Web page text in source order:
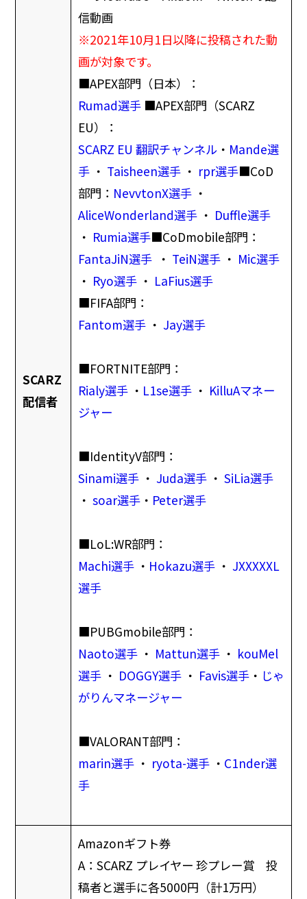
SCARZ
配信者
信動画
※2021年10月1日以降に投稿された動
画が対象です。
■APEX部門（日本）：
Rumad選手 ■APEX部門（SCARZ
EU）：
SCARZ EU 翻訳チャンネル・ Mande選
手・ Taisheen選手・ rpr選手■CoD
部門： NevvtonX選手・
AliceWonderland選手・ Duffle選手
・ Rumia選手■CoDmobile部門：
FantaJiN選手・ TeiN選手・ Mic選手
・ Ryo選手・ LaFius選手
■FIFA部門：
Fantom選手・ Jay選手
■FORTNITE部門：
Rialy選手・ L1se選手・ KilluAマネー
ジャー
■IdentityV部門：
Sinami選手 ・ Juda選手・ SiLia選手
・ soar選手・ Peter選手
■LoL:WR部門：
Machi選手・ Hokazu選手 ・ JXXXXXL
選手
■PUBGmobile部門：
Naoto選手・ Mattun選手・ kouMel
選手・ DOGGY選手・ Favis選手・ じゃ
がりんマネージャー
■VALORANT部門：
marin選手 ・ ryota-選手・ C1nder選
手
Amazonギフト券
A：SCARZ プレイヤー 珍プレー賞 投
稿者と選手に各5000円（計1万円）